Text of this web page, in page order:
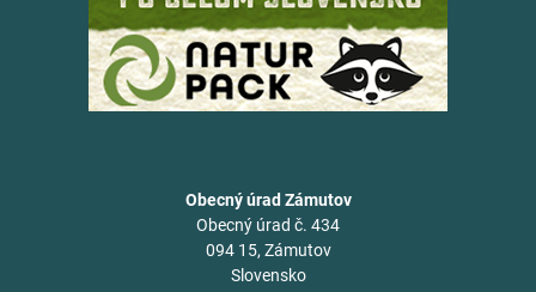
Obecný úrad Zámutov
Obecný úrad č. 434
094 15, Zámutov
Slovensko